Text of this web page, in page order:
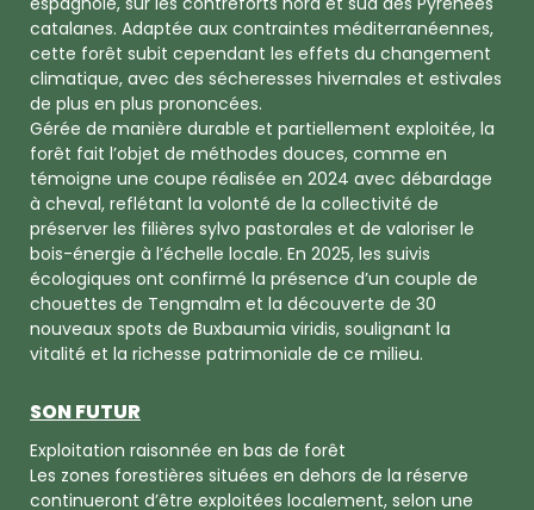
catalanes. Adaptée aux contraintes méditerranéennes,
cette forêt subit cependant les effets du changement
climatique, avec des sécheresses hivernales et estivales
de plus en plus prononcées.
Gérée de manière durable et partiellement exploitée, la
forêt fait l’objet de méthodes douces, comme en
témoigne une coupe réalisée en 2024 avec débardage
à cheval, reflétant la volonté de la collectivité de
préserver les filières sylvo pastorales et de valoriser le
bois-énergie à l’échelle locale. En 2025, les suivis
écologiques ont confirmé la présence d’un couple de
chouettes de Tengmalm et la découverte de 30
nouveaux spots de Buxbaumia viridis, soulignant la
vitalité et la richesse patrimoniale de ce milieu.
SON FUTUR
Exploitation raisonnée en bas de forêt
Les zones forestières situées en dehors de la réserve
continueront d’être exploitées localement, selon une